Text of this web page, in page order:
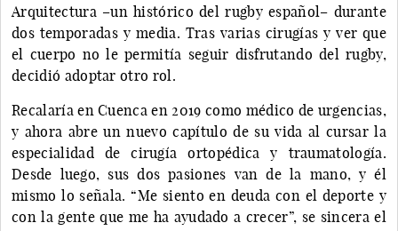
Arquitectura –un histórico del rugby español– durante
dos temporadas y media. Tras varias cirugías y ver que
el cuerpo no le permitía seguir disfrutando del rugby,
decidió adoptar otro rol.
Recalaría en Cuenca en 2019 como médico de urgencias,
y ahora abre un nuevo capítulo de su vida al cursar la
especialidad de cirugía ortopédica y traumatología.
Desde luego, sus dos pasiones van de la mano, y él
mismo lo señala. “Me siento en deuda con el deporte y
con la gente que me ha ayudado a crecer”, se sincera el